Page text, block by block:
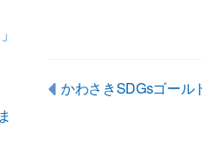
かわさきSDGsゴール